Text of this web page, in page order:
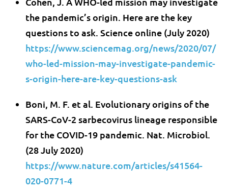
the pandemic’s origin. Here are the key
questions to ask. Science online (July 2020)
https://www.sciencemag.org/news/2020/07/
who-led-mission-may-investigate-pandemic-
s-origin-here-are-key-questions-ask
Boni, M. F. et al. Evolutionary origins of the
SARS-CoV-2 sarbecovirus lineage responsible
for the COVID-19 pandemic. Nat. Microbiol.
(28 July 2020)
https://www.nature.com/articles/s41564-
020-0771-4